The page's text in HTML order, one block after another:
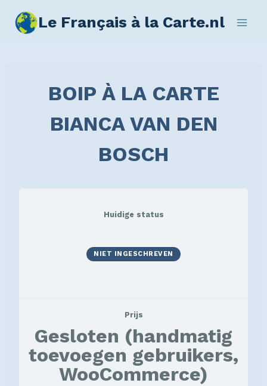
Le Français à la Carte.nl
BOIP À LA CARTE
BIANCA VAN DEN
BOSCH
Huidige status
NIET INGESCHREVEN
Prijs
Gesloten (handmatig
toevoegen gebruikers,
WooCommerce)